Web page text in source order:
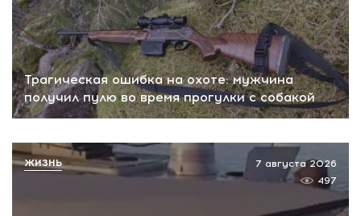
Трагическая ошибка на охоте: мужчина
получил пулю во время прогулки с собакой
7 августа 2026
497
ЖИЗНЬ